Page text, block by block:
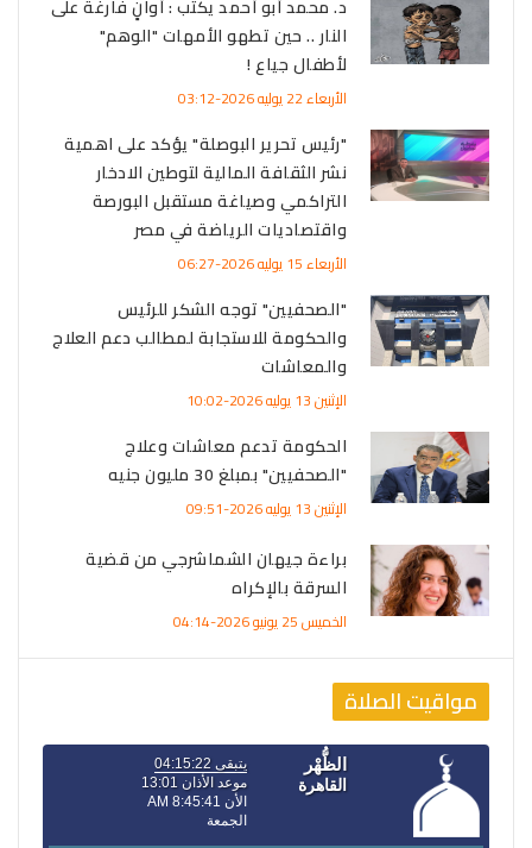
د. محمد أبو أحمد يكتب : أوانٍ فارغة على
النار .. حين تطهو الأمهات "الوهم"
لأطفال جياع !
الأربعاء 22 يوليه 2026-03:12
"رئيس تحرير البوصلة" يؤكد على اهمية
نشر الثقافة المالية لتوطين الادخار
التراكمي وصياغة مستقبل البورصة
واقتصاديات الرياضة في مصر
الأربعاء 15 يوليه 2026-06:27
"الصحفيين" توجه الشكر للرئيس
والحكومة للاستجابة لمطالب دعم العلاج
والمعاشات
الإثنين 13 يوليه 2026-10:02
الحكومة تدعم معاشات وعلاج
"الصحفيين" بمبلغ 30 مليون جنيه
الإثنين 13 يوليه 2026-09:51
براءة جيهان الشماشرجي من قضية
السرقة بالإكراه
الخميس 25 يونيو 2026-04:14
مواقيت الصلاة